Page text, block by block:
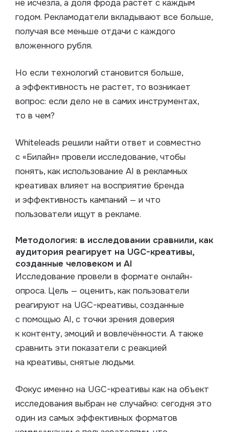
не исчезла, а доля фрода растет с каждым
годом. Рекламодатели вкладывают все больше,
получая все меньше отдачи с каждого
вложенного рубля.
Но если технологий становится больше,
а эффективность не растет, то возникает
вопрос: если дело не в самих инструментах,
то в чем?
Whiteleads решили найти ответ и совместно
с «Билайн» провели исследование, чтобы
понять, как использование AI в рекламных
креативах влияет на восприятие бренда
и эффективность кампаний — и что
пользователи ищут в рекламе.
Методология: в исследовании сравнили, как
аудитория реагирует на UGC-креативы,
созданные человеком и AI
Исследование провели в формате онлайн-
опроса. Цель — оценить, как пользователи
реагируют на UGC-креативы, созданные
с помощью AI, с точки зрения доверия
к контенту, эмоций и вовлечённости. А также
сравнить эти показатели с реакцией
на креативы, снятые людьми.
Фокус именно на UGC-креативы как на объект
исследования выбран не случайно: сегодня это
один из самых эффективных форматов